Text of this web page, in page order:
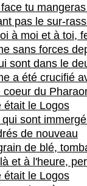
tu
pas le sur-
à moi et à toi,
sans forces
sont dans le
a été crucifié
du
était le Logos
sont
de nouveau
de blé,
et à l'heure,
était le Logos